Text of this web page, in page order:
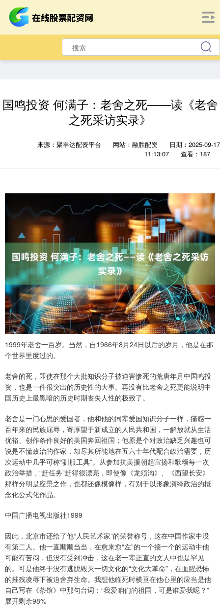
国鸣投资 何满子：老舍之死——读《老舍
之死采访实录》
来源：聚丰达配资平台 网站：融胜配资
日期：2025-09-17
11:13:07
查看：187
1999年老舍一百岁。当然，自1966年8月24日以后的岁月，他是在那
个世界里度过的。
老舍的死，即使在那个大批知识分子被迫害惨死的荒唐年月中国鸣投
资，也是一件很突出的历史性的大事。再没有比老舍之死更能说明中
国历史上最黑暗的历史时期丧失人性的极致了。
老舍是一门心思的爱国者，他和他的同辈爱国知识分子一样，痛感一
百年来的民族屈辱，寄厚望于新成立的人民共和国，一解放就从生活
优裕、创作条件良好的美国奔回祖国；他原是个对政治缺乏兴趣也可
说是不懂政治的作家，却尽其所能地在五六十年代配合政治需要，历
次运动中几乎可称“驯服工具”。从参加抗美援朝起宣扬和歌颂每一次
政治举措，“赶任务”赶得很漂亮，即使像《龙须沟》、《西望长安》
那样分明是应景之作，也都还像模像样，有别于以形象演绎政治的概
念化公式化作品。
中国广播电视出版社1999
因此，北京市还给了他“人民艺术家”的荣誉称号，这在中国作家中没
有第二人。他一直顺顺当当，在愈来愈“左”的一个接一个的运动中他
可能有苦闷，但没有受到冲击，这在老一辈正直的文人中也是罕见
的。可是他终于没有逃脱毁灭一切文化的“文化大革命”，在血腥恐怖
的摧残凌辱下被迫舍弃生命。我想他临死时横亘在他心里的应当是他
自己写在《茶馆》中那句台词：“我爱咱们的祖国，可是谁爱我呢？”
展开剩余98%